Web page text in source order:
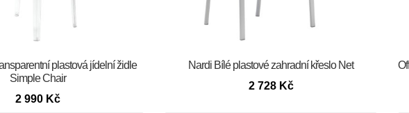
plastová jídelní židle
Simple Chair
2 990 Kč
Nardi Bílé plastové zahradní křeslo Net
2 728 Kč